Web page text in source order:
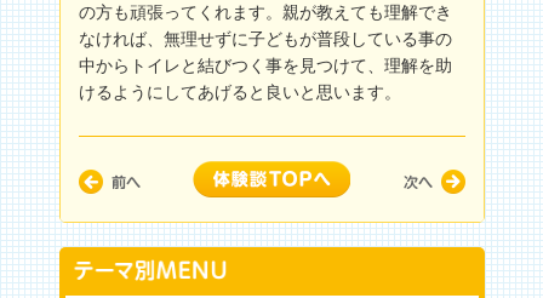
の方も頑張ってくれます。親が教えても理解でき
なければ、無理せずに子どもが普段している事の
中からトイレと結びつく事を見つけて、理解を助
けるようにしてあげると良いと思います。